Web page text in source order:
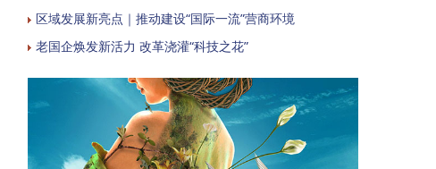
区域发展新亮点｜推动建设“国际一流”营商环境
老国企焕发新活力 改革浇灌“科技之花”